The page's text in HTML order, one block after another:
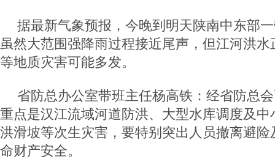
据最新气象预报，今晚到明天陕南中东部
虽然大范围强降雨过程接近尾声，但江河洪
等地质灾害可能多发。
省防总办公室带班主任杨高铁：经省防总
重点是汉江流域河道防洪、大型水库调度及
洪滑坡等次生灾害，要特别突出人员撤离避
命财产安全。